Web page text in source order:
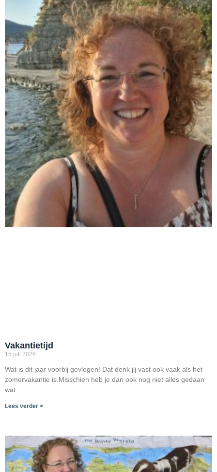
Vakantietijd
15 juli 2026
Wat is dit jaar voorbij gevlogen! Dat denk jij vast ook vaak als het
zomervakantie is.Misschien heb je dan ook nog niet alles gedaan
wat
Lees verder >